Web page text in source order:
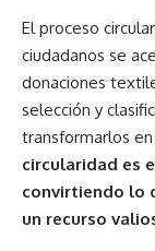
El proceso
ciudadanos se
donaciones
selección y
transformarlos
circularidad es
convirtiendo lo
un recurso